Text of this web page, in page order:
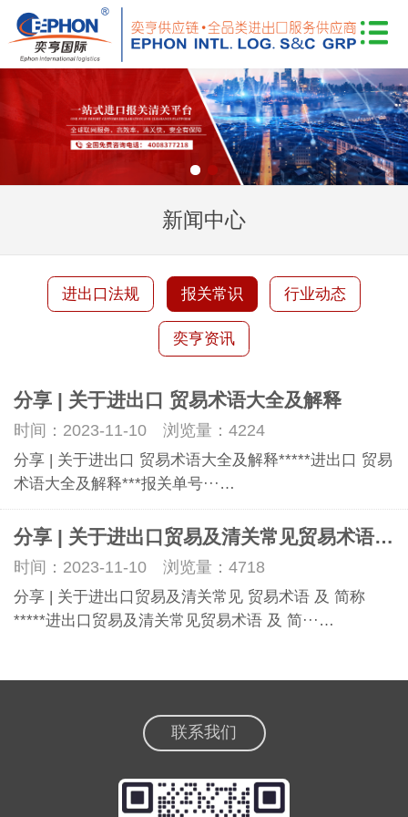
新闻中心
进出口法规 报关常识 行业动态
奕亨资讯
分享 | 关于进出口 贸易术语大全及解释
时间：2023-11-10 浏览量：4224
分享 | 关于进出口 贸易术语大全及解释*****进出口 贸易
术语大全及解释***报关单号···…
分享 | 关于进出口贸易及清关常见贸易术语 及 简称。
时间：2023-11-10 浏览量：4718
分享 | 关于进出口贸易及清关常见 贸易术语 及 简称
*****进出口贸易及清关常见贸易术语 及 简···…
联系我们